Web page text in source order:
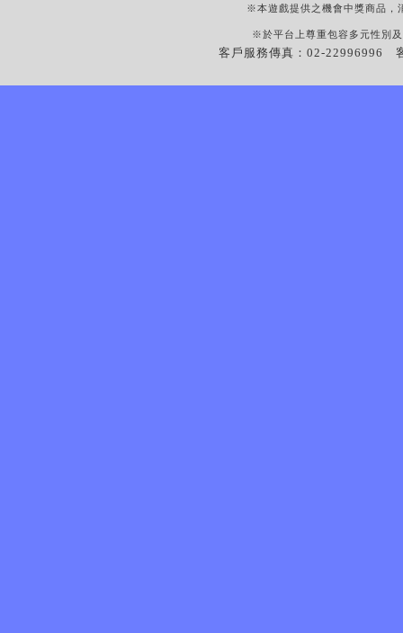
※本遊戲提供之機會中獎商品，
※於平台上尊重包容多元性別
客戶服務傳真：02-22996996